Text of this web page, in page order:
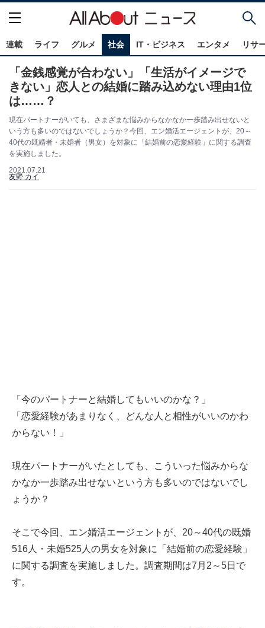
連載 ライフ グルメ 社会 IT・ビジネス エンタメ リサ
「金銭感覚が合わない」「生活がイメージで
きない」恋人との結婚に踏み込めない理由1位
は……？
現在パートナーがいても、さまざまな悩みからなかなか一歩踏み出せないと
いう方も多いのではないでしょうか？今回、エン婚活エージェントが、20～
40代の既婚者・未婚者（男女）を対象に「結婚前の恋愛経験」に関する調査
を実施しました。
2021.07.21
友野 カイ
「今のパートナーと結婚してもいいのかな？」
「恋愛経験があまりなく、どんな人と相性がいいのかわ
からない！」
現在パートナーがいたとしても、こういった悩みからな
かなか一歩踏み出せないという方も多いのではないでし
ょうか？
そこで今回、エン婚活エージェントが、20～40代の既婚
516人・未婚525人の男女を対象に「結婚前の恋愛経験」
に関する調査を実施しました。調査期間は7月2～5日で
す。